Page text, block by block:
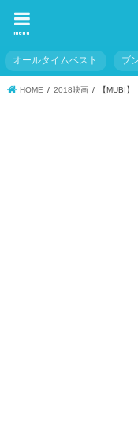
menu
オールタイムベスト ブ
HOME 2018映画 【MUBI